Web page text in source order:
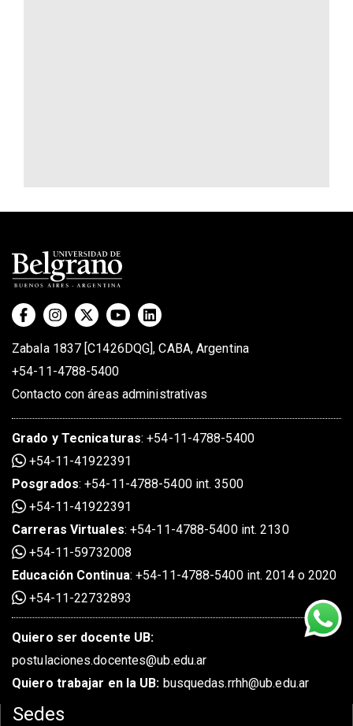
Zabala 1837 [C1426DQG], CABA, Argentina
+54-11-4788-5400
Contacto con áreas administrativas
Grado y Tecnicaturas:+54-11-4788-5400
+54-11-41922391
Posgrados:+54-11-4788-5400 int. 3500
+54-11-41922391
Carreras Virtuales:+54-11-4788-5400 int. 2130
+54-11-59732008
Educación Continua:+54-11-4788-5400 int. 2014 o 2020
+54-11-22732893
Quiero ser docente UB:
postulaciones.docentes@ub.edu.ar
Quiero trabajar en la UB: busquedas.rrhh@ub.edu.ar
Sedes